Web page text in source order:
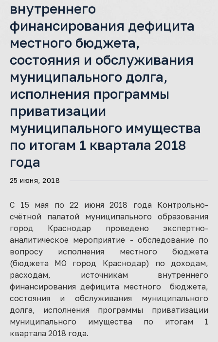
внутреннего
финансирования дефицита
местного бюджета,
состояния и обслуживания
муниципального долга,
исполнения программы
приватизации
муниципального имущества
по итогам 1 квартала 2018
года
25 июня, 2018
С 15 мая по 22 июня 2018 года Контрольно-
счётной палатой муниципального образования
город Краснодар проведено экспертно-
аналитическое мероприятие - обследование по
вопросу исполнения местного бюджета
(бюджета МО город Краснодар) по доходам,
расходам, источникам внутреннего
финансирования дефицита местного бюджета,
состояния и обслуживания муниципального
долга, исполнения программы приватизации
муниципального имущества по итогам 1
квартала 2018 года.